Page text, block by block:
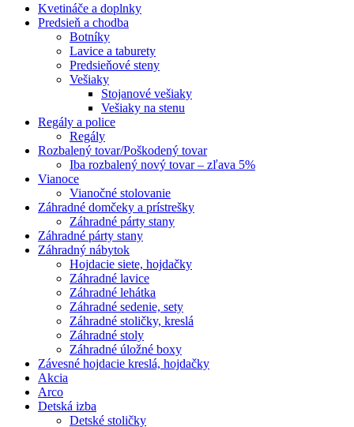
Kvetináče a doplnky
Predsieň a chodba
Botníky
Lavice a taburety
Predsieňové steny
Vešiaky
Stojanové vešiaky
Vešiaky na stenu
Regály a police
Regály
Rozbalený tovar/Poškodený tovar
Iba rozbalený nový tovar – zľava 5%
Vianoce
Vianočné stolovanie
Záhradné domčeky a prístrešky
Záhradné párty stany
Záhradné párty stany
Záhradný nábytok
Hojdacie siete, hojdačky
Záhradné lavice
Záhradné lehátka
Záhradné sedenie, sety
Záhradné stoličky, kreslá
Záhradné stoly
Záhradné úložné boxy
Závesné hojdacie kreslá, hojdačky
Akcia
Arco
Detská izba
Detské stoličky